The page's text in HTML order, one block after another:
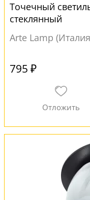
Точечный
стеклянный
Arte Lamp
795 ₽